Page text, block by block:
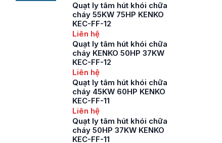
Quạt ly tâm hút khói chữa
cháy 55KW 75HP KENKO
KEC-FF-12
Liên hệ
Quạt ly tâm hút khói chữa
cháy KENKO 50HP 37KW
KEC-FF-12
Liên hệ
Quạt ly tâm hút khói chữa
cháy 45KW 60HP KENKO
KEC-FF-11
Liên hệ
Quạt ly tâm hút khói chữa
cháy 50HP 37KW KENKO
KEC-FF-11